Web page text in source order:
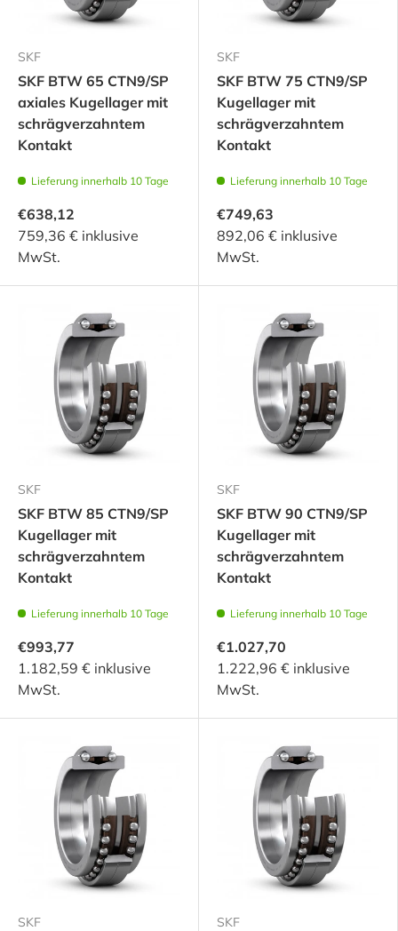
SKF
SKF BTW 65 CTN9/SP
axiales Kugellager mit
schrägverzahntem
Kontakt
Lieferung innerhalb 10 Tage
€638,12
759,36 € inklusive
MwSt.
SKF
SKF BTW 75 CTN9/SP
Kugellager mit
schrägverzahntem
Kontakt
Lieferung innerhalb 10 Tage
€749,63
892,06 € inklusive
MwSt.
SKF
SKF BTW 85 CTN9/SP
Kugellager mit
schrägverzahntem
Kontakt
Lieferung innerhalb 10 Tage
€993,77
1.182,59 € inklusive
MwSt.
SKF
SKF BTW 90 CTN9/SP
Kugellager mit
schrägverzahntem
Kontakt
Lieferung innerhalb 10 Tage
€1.027,70
1.222,96 € inklusive
MwSt.
SKF SKF